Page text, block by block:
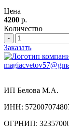
Цена
4200 р.
Количество
-
Заказать
ИП Белова М.А.
ИНН:
ОГРНИП: